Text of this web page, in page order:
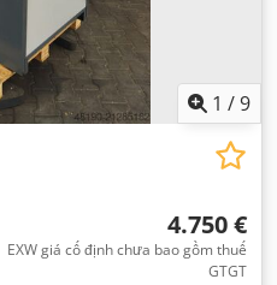
1 /9
4.750 €
EXW giá cố định chưa bao gồm thuế
GTGT